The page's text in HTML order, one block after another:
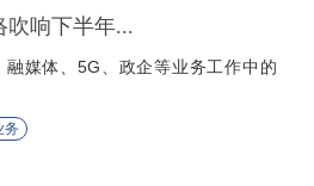
吹响下半年...
媒体、5G、政企等业务工作中的
务